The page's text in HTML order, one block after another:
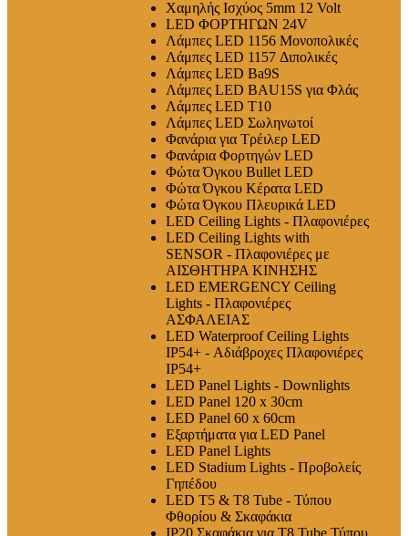
Χαμηλής Ισχύος 5mm 12 Volt
LED ΦΟΡΤΗΓΩΝ 24V
Λάμπες LED 1156 Μονοπολικές
Λάμπες LED 1157 Διπολικές
Λάμπες LED Ba9S
Λάμπες LED BAU15S για Φλάς
Λάμπες LED T10
Λάμπες LED Σωληνωτοί
Φανάρια για Τρέιλερ LED
Φανάρια Φορτηγών LED
Φώτα Όγκου Bullet LED
Φώτα Όγκου Κέρατα LED
Φώτα Όγκου Πλευρικά LED
LED Ceiling Lights - Πλαφονιέρες
LED Ceiling Lights with
SENSOR - Πλαφονιέρες με
ΑΙΣΘΗΤΗΡΑ ΚΙΝΗΣΗΣ
LED EMERGENCY Ceiling
Lights - Πλαφονιέρες
ΑΣΦΑΛΕΙΑΣ
LED Waterproof Ceiling Lights
IP54+ - Αδιάβροχες Πλαφονιέρες
IP54+
LED Panel Lights - Downlights
LED Panel 120 x 30cm
LED Panel 60 x 60cm
Εξαρτήματα για LED Panel
LED Panel Lights
LED Stadium Lights - Προβολείς
Γηπέδου
LED T5 & T8 Tube - Τύπου
Φθορίου & Σκαφάκια